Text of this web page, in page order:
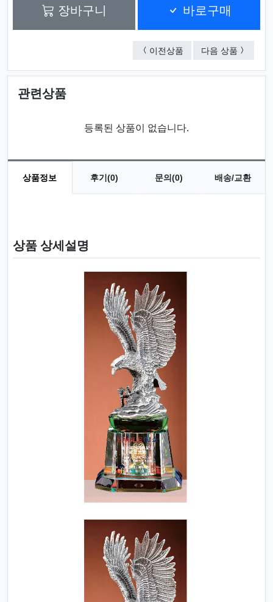
장바구니 바로구매
이전상품 금속 이글 트로피
다음 상품 금속 이
관련상품
등록된 상품이 없습니다.
상품정보 후기(0) 문의(0) 배송/교환
상품 상세설명